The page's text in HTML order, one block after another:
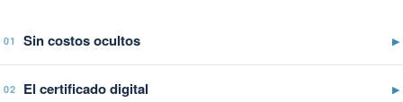
01 Sin costos ocultos ▶
02 El certificado digital ▶